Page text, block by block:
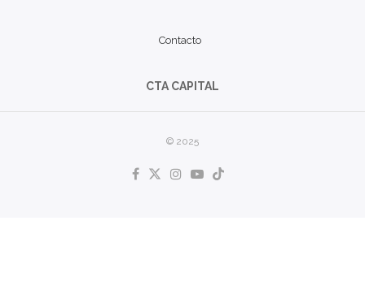
Contacto
CTA CAPITAL
© 2025